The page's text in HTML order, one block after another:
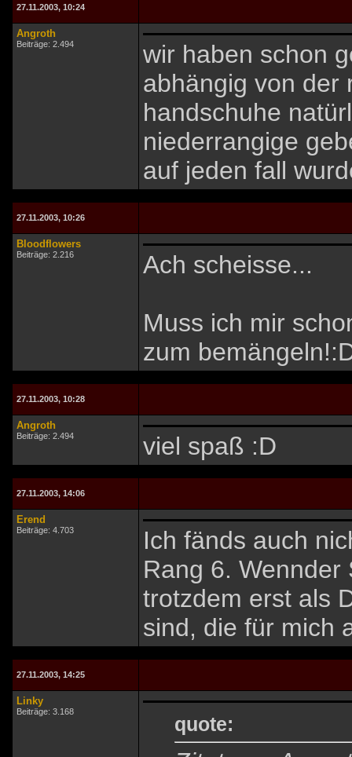
27.11.2003, 10:24
Angroth
Beiträge: 2.494
wir haben schon
abhängig von der
handschuhe
niederrangige
auf jeden fall
27.11.2003, 10:26
Bloodflowers
Beiträge: 2.216 Ach scheisse...
Muss ich mir
zum
27.11.2003, 10:28
Angroth
Beiträge: 2.494 viel spaß :D
27.11.2003, 14:06
Erend
Beiträge: 4.703
Ich fänds auch
Rang 6. Wennder
trotzdem erst als
sind, die für mich
27.11.2003, 14:25
Linky
Beiträge: 3.168
quote: